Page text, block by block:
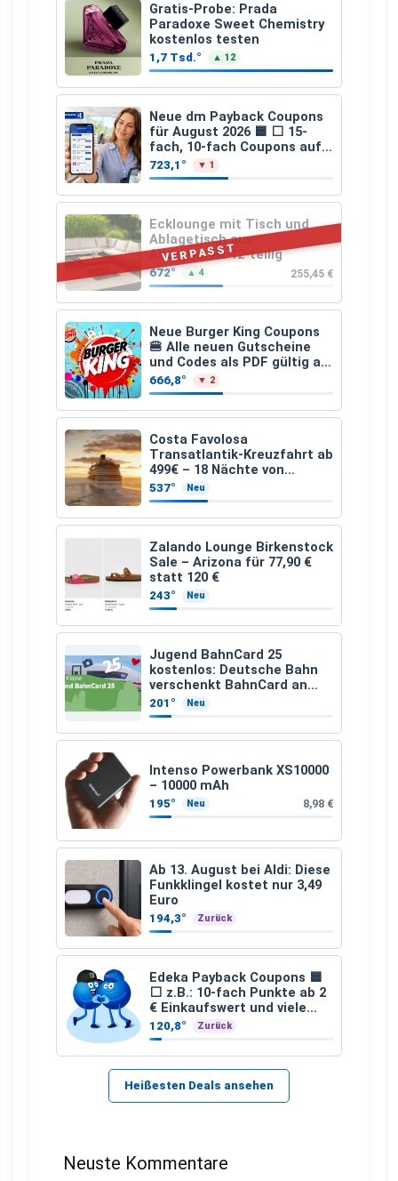
Gratis-Probe: Prada
Paradoxe Sweet Chemistry
kostenlos testen
1,7 Tsd.° ▲ 12
Neue dm Payback Coupons
für August 2026 🟦 ⬜ 15-
fach, 10-fach Coupons auf
den gesamten Einkauf ab 2
€
723,1° ▼ 1
VERPASST
Ecklounge mit Tisch und
Ablagetisch aus
Akazienholz 12-teilig
672° ▲ 4 255,45 €
Neue Burger King Coupons
🍔 Alle neuen Gutscheine
und Codes als PDF gültig ab
25.07.2026 bis 04.09.2026
666,8° ▼ 2
Costa Favolosa
Transatlantik-Kreuzfahrt ab
499€ – 18 Nächte von
Hamburg nach Guadeloupe
537° Neu
Zalando Lounge Birkenstock
Sale – Arizona für 77,90 €
statt 120 €
243° Neu
Jugend BahnCard 25
kostenlos: Deutsche Bahn
verschenkt BahnCard an
Kinder und Jugendliche
201° Neu
Intenso Powerbank XS10000
– 10000 mAh
195° Neu 8,98 €
Ab 13. August bei Aldi: Diese
Funkklingel kostet nur 3,49
Euro
194,3° Zurück
Edeka Payback Coupons 🟦
⬜ z.B.: 10-fach Punkte ab 2
€ Einkaufswert und viele
weitere
120,8° Zurück
Heißesten Deals ansehen
Neuste Kommentare